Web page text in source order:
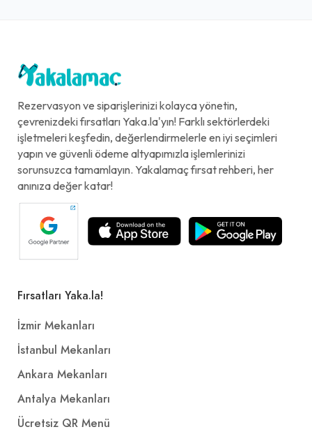
Rezervasyon ve siparişlerinizi kolayca yönetin,
çevrenizdeki fırsatları Yaka.la'yın! Farklı sektörlerdeki
işletmeleri keşfedin, değerlendirmelerle en iyi seçimleri
yapın ve güvenli ödeme altyapımızla işlemlerinizi
sorunsuzca tamamlayın. Yakalamaç fırsat rehberi, her
anınıza değer katar!
Fırsatları Yaka.la!
İzmir Mekanları
İstanbul Mekanları
Ankara Mekanları
Antalya Mekanları
Ücretsiz QR Menü